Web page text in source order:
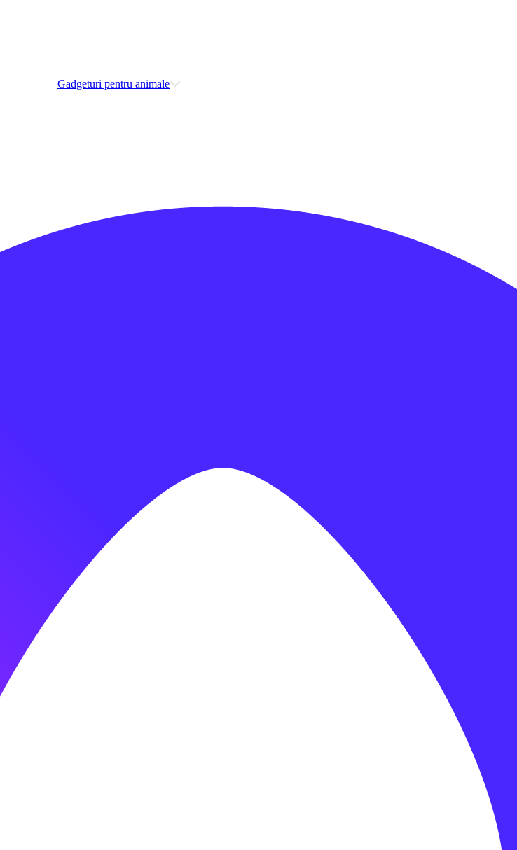
Gadgeturi pentru animale